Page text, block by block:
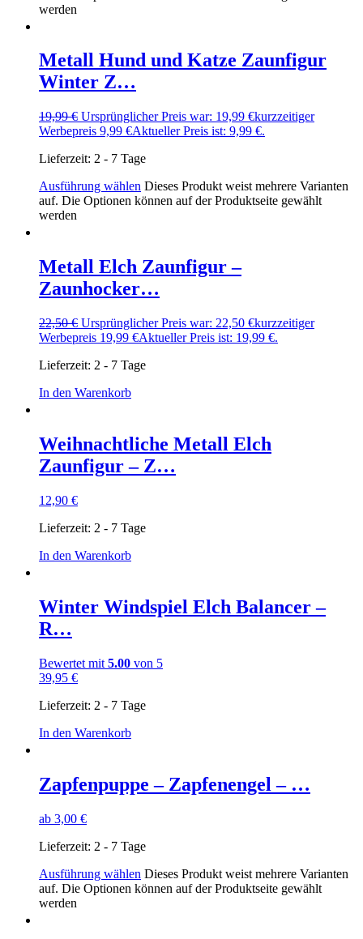
werden
Metall Hund und Katze Zaunfigur
Winter Z…
19,99€ Ursprünglicher Preis war: 19,99 €kurzzeitiger
Werbepreis 9,99 €Aktueller Preis ist: 9,99 €.
Lieferzeit: 2 - 7 Tage
Ausführung wählen Dieses Produkt weist mehrere Varianten
auf. Die Optionen können auf der Produktseite gewählt
werden
Metall Elch Zaunfigur –
Zaunhocker…
22,50€ Ursprünglicher Preis war: 22,50 €kurzzeitiger
Werbepreis 19,99 €Aktueller Preis ist: 19,99 €.
Lieferzeit: 2 - 7 Tage
In den Warenkorb
Weihnachtliche Metall Elch
Zaunfigur – Z…
12,90 €
Lieferzeit: 2 - 7 Tage
In den Warenkorb
Winter Windspiel Elch Balancer –
R…
Bewertet mit 5.00 von 5
39,95 €
Lieferzeit: 2 - 7 Tage
In den Warenkorb
Zapfenpuppe – Zapfenengel – …
ab 3,00 €
Lieferzeit: 2 - 7 Tage
Ausführung wählen Dieses Produkt weist mehrere Varianten
auf. Die Optionen können auf der Produktseite gewählt
werden